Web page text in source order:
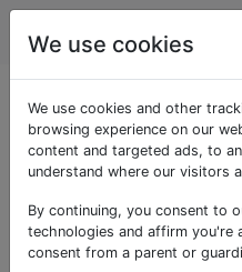
Android
réparer le
Fi ou
We use cookies
We use cookies and other
browsing experience on our
content and targeted ads, to
understand where our visitors
By continuing, you consent to
technologies and affirm you're
consent from a parent or